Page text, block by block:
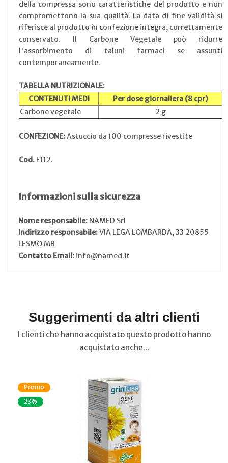
della compressa sono caratteristiche del prodotto e non
compromettono la sua qualità. La data di fine validità si
riferisce al prodotto in confezione integra, correttamente
conservato. Il Carbone Vegetale può ridurre
l'assorbimento di taluni farmaci se assunti
contemporaneamente.
TABELLA NUTRIZIONALE:
CONTENUTI MEDI
Per dose giornaliera (8 cpr)
Carbone vegetale
2 g
CONFEZIONE:Astuccio da 100 compresse rivestite
Cod. E112.
Informazioni sulla sicurezza
Nome responsabile: NAMED Srl
Indirizzo responsabile:VIA LEGA LOMBARDA, 33 20855
LESMO MB
Contatto Email: info@named.it
Suggerimenti da altri clienti
I clienti che hanno acquistato questo prodotto hanno
acquistato anche...
Promo
23%